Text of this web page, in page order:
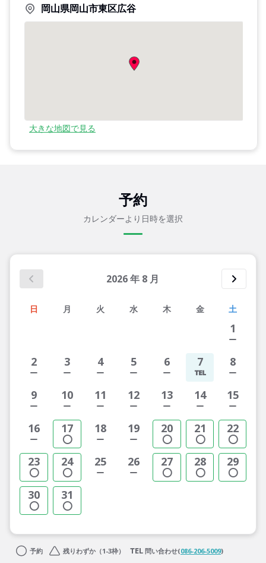
岡山県岡山市東区広谷
大きな地図で見る
予約
カレンダーより日時を選択
2026年 8 月
日 月 火 水 木 金 土
1
2 3 4 5 6 7 8
9 10 11 12 13 14 15
16 17 18 19 20 21 22
23 24 25 26 27 28 29
30 31
予約 残りわずか（1-3枠） 問い合わせ(086-206-5009)